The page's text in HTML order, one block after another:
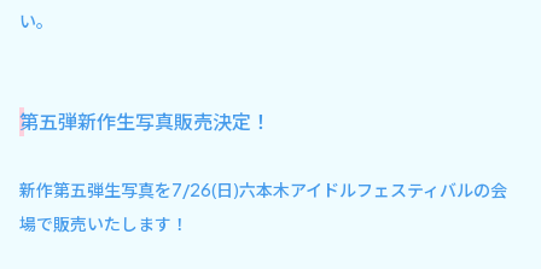
い。
第五弾新作生写真販売決定！
新作第五弾生写真を7/26(日)六本木アイドルフェスティバルの会
場で販売いたします！